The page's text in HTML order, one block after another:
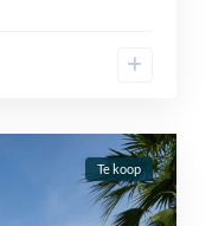
Te koop